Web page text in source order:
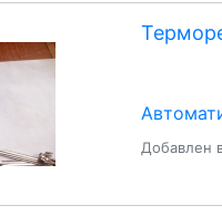
Добавлен